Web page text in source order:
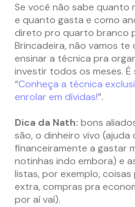
Se você não sabe quanto
e quanto gasta e como
direto pro quarto branco
Brincadeira, não vamos
ensinar a técnica pra
investir todos os meses.
“Conheça a técnica
enrolar em dívidas!”.
Dica da Nath: bons
são, o dinheiro vivo
financeiramente a gastar
notinhas indo embora) e
listas, por exemplo,
extra, compras pra
por aí vaí).